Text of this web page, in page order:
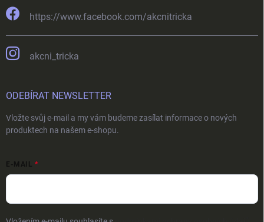
https://www.facebook.com/akcnitricka
akcni_tricka
ODEBÍRAT NEWSLETTER
Vložte svůj e-mail a my vám budeme zasílat informace o nových
produktech na našem e-shopu.
E-MAIL